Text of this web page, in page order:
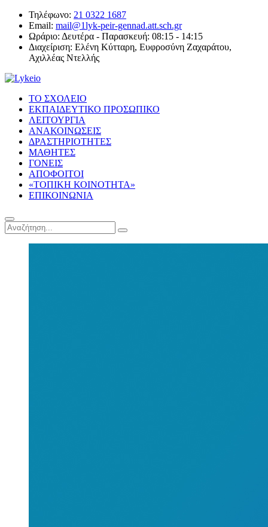
Τηλέφωνο: 21 0322 1687
Email: mail@1lyk-peir-gennad.att.sch.gr
Ωράριο: Δευτέρα - Παρασκευή: 08:15 - 14:15
Διαχείριση: Ελένη Κύτταρη, Ευφροσύνη Ζαχαράτου,
Αχιλλέας Ντελλής
ΤΟ ΣΧΟΛΕΙΟ
ΕΚΠΑΙΔΕΥΤΙΚΟ ΠΡΟΣΩΠΙΚΟ
ΛΕΙΤΟΥΡΓΙΑ
ΑΝΑΚΟΙΝΩΣΕΙΣ
ΔΡΑΣΤΗΡΙΟΤΗΤΕΣ
ΜΑΘΗΤΕΣ
ΓΟΝΕΙΣ
ΑΠΟΦΟΙΤΟΙ
«ΤΟΠΙΚΗ ΚΟΙΝΟΤΗΤΑ»
ΕΠΙΚΟΙΝΩΝΙΑ